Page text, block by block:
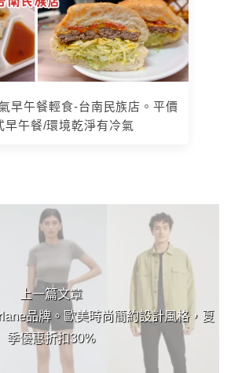
早午餐輕食-台南民族店。平價
早午餐/環境乾淨有冷氣
上一篇文章
品牌。歐美時尚簡約設計風格，夏
季優惠折扣30%